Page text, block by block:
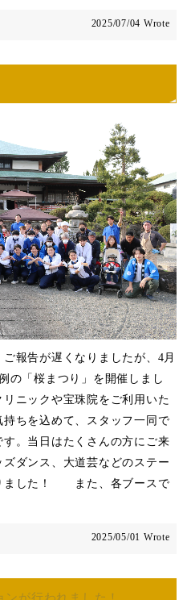
2025/07/04 Wrote
報告が遅くなりましたが、4月
の「桜まつり」を開催しまし
ニックや宝珠院をご利用いた
ちを込めて、スタッフ一同で
。当日はたくさんの方にご来
ダンス、大道芸などのステー
ました！ また、各ブースで
2025/05/01 Wrote